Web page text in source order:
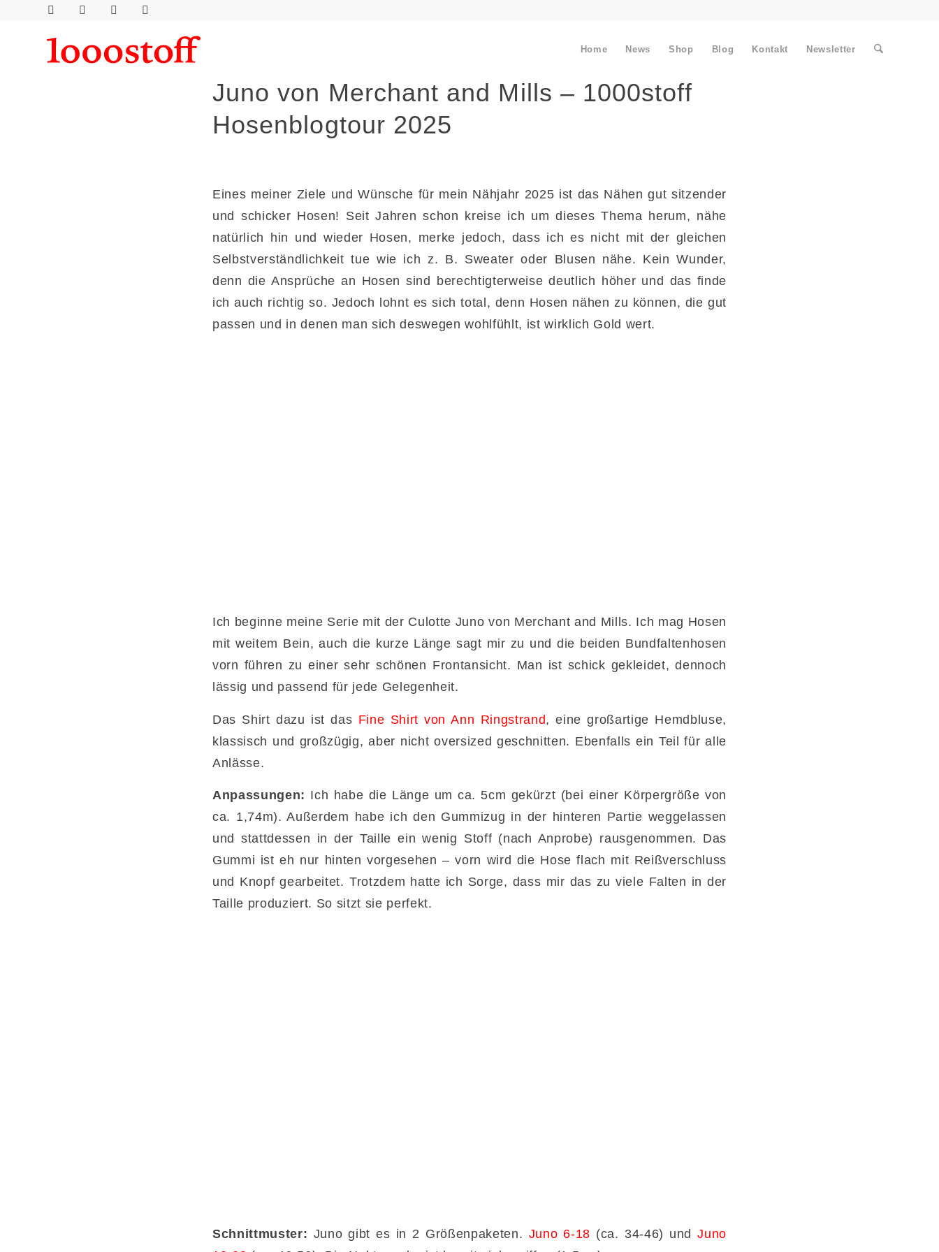
Home News Shop Blog Kontakt Newsletter
Juno von Merchant and Mills – 1000stoff
Hosenblogtour 2025
Eines meiner Ziele und Wünsche für mein Nähjahr 2025 ist das Nähen gut sitzender
und schicker Hosen! Seit Jahren schon kreise ich um dieses Thema herum, nähe
natürlich hin und wieder Hosen, merke jedoch, dass ich es nicht mit der gleichen
Selbstverständlichkeit tue wie ich z. B. Sweater oder Blusen nähe. Kein Wunder,
denn die Ansprüche an Hosen sind berechtigterweise deutlich höher und das finde
ich auch richtig so. Jedoch lohnt es sich total, denn Hosen nähen zu können, die gut
passen und in denen man sich deswegen wohlfühlt, ist wirklich Gold wert.
Ich beginne meine Serie mit der Culotte Juno von Merchant and Mills. Ich mag Hosen
mit weitem Bein, auch die kurze Länge sagt mir zu und die beiden Bundfaltenhosen
vorn führen zu einer sehr schönen Frontansicht. Man ist schick gekleidet, dennoch
lässig und passend für jede Gelegenheit.
Das Shirt dazu ist das Fine Shirt von Ann Ringstrand, eine großartige Hemdbluse,
klassisch und großzügig, aber nicht oversized geschnitten. Ebenfalls ein Teil für alle
Anlässe.
Anpassungen: Ich habe die Länge um ca. 5cm gekürzt (bei einer Körpergröße von
ca. 1,74m). Außerdem habe ich den Gummizug in der hinteren Partie weggelassen
und stattdessen in der Taille ein wenig Stoff (nach Anprobe) rausgenommen. Das
Gummi ist eh nur hinten vorgesehen – vorn wird die Hose flach mit Reißverschluss
und Knopf gearbeitet. Trotzdem hatte ich Sorge, dass mir das zu viele Falten in der
Taille produziert. So sitzt sie perfekt.
Schnittmuster: Juno gibt es in 2 Größenpaketen. Juno 6-18 (ca. 34-46) undJuno